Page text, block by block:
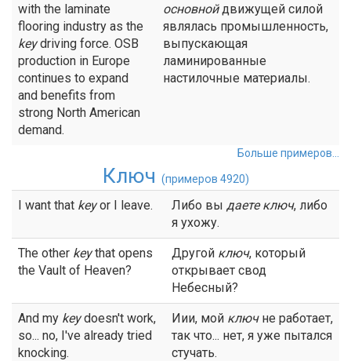
with the laminate
flooring industry as the
keydriving force. OSB
production in Europe
continues to expand
and benefits from
strong North American
demand.
основнойдвижущей силой
являлась промышленность,
выпускающая
ламинированные
настилочные материалы.
Больше примеров...
Ключ (примеров 4920)
I want that keyor I leave. Либо вы даетеключ, либо
я ухожу.
The other keythat opens
the Vault of Heaven?
Другой ключ, который
открывает свод
Небесный?
And my keydoesn't work,
so... no, I've already tried
knocking.
Иии, мой ключне работает,
так что... нет, я уже пытался
стучать.